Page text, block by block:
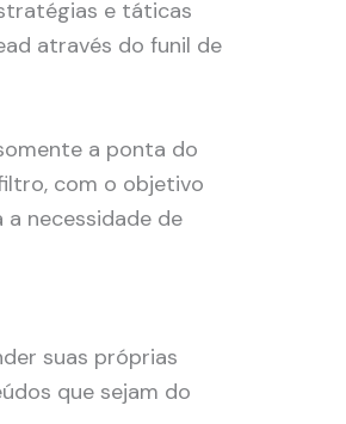
e táticas
através do funil de
a ponta do
com o objetivo
necessidade de
suas próprias
que sejam do